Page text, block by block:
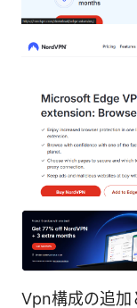
Vpn構成の追加